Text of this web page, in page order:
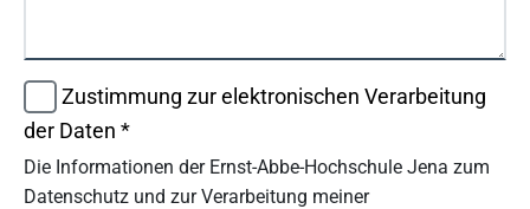
Zustimmung zur elektronischen Verarbeitung
der Daten *
Die Informationen der Ernst-Abbe-Hochschule Jena zum
Datenschutz und zur Verarbeitung meiner